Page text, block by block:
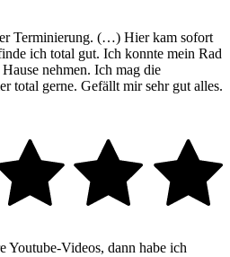
Terminierung. (…) Hier kam sofort
ich total gut. Ich konnte mein Rad
nehmen. Ich mag die
total gerne. Gefällt mir sehr gut alles.
Youtube-Videos, dann habe ich